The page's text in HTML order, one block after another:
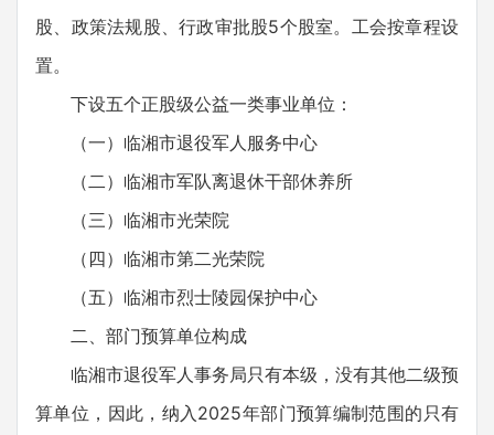
股、政策法规股、行政审批股5个股室。工会按章程设
置。
下设五个正股级公益一类事业单位：
（一）临湘市退役军人服务中心
（二）临湘市军队离退休干部休养所
（三）临湘市光荣院
（四）临湘市第二光荣院
（五）临湘市烈士陵园保护中心
二、部门预算单位构成
临湘市退役军人事务局只有本级，没有其他二级预
算单位，因此，纳入2025年部门预算编制范围的只有